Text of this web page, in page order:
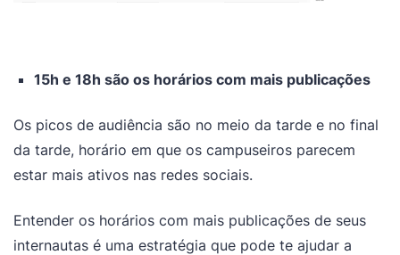
15h e 18h são os horários com mais publicações
Os picos de audiência são no meio da tarde e no final
da tarde, horário em que os campuseiros parecem
estar mais ativos nas redes sociais.
​Entender os horários com mais publicações de seus
internautas é uma estratégia que pode te ajudar a